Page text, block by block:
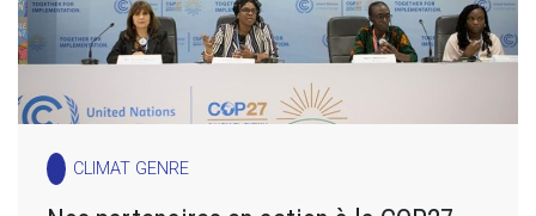
CLIMAT GENRE